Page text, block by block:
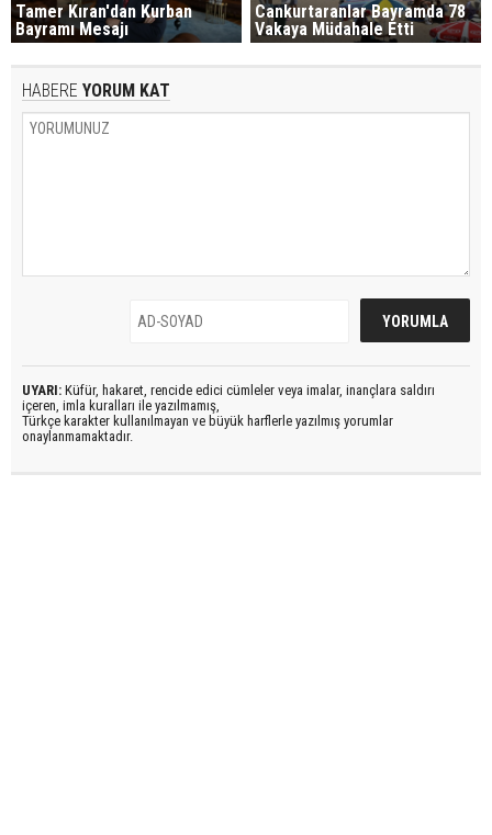
Tamer Kıran'dan Kurban
Bayramı Mesajı
Cankurtaranlar Bayramda 78
Vakaya Müdahale Etti
HABERE YORUM KAT
UYARI: Küfür, hakaret, rencide edici cümleler veya imalar, inançlara saldırı
içeren, imla kuralları ile yazılmamış,
Türkçe karakter kullanılmayan ve büyük harflerle yazılmış yorumlar
onaylanmamaktadır.